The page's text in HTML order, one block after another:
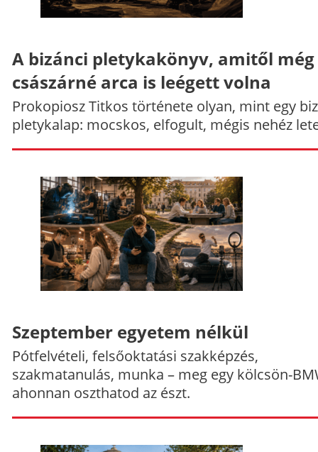
A bizánci pletykakönyv, amitől még
császárné arca is leégett volna
Prokopiosz Titkos története olyan, mint egy
pletykalap: mocskos, elfogult, mégis nehéz
Szeptember egyetem nélkül
Pótfelvételi, felsőoktatási szakképzés,
szakmatanulás, munka – meg egy kölcsön-
ahonnan oszthatod az észt.